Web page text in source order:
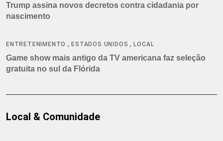
Trump assina novos decretos contra cidadania por
nascimento
ENTRETENIMENTO ,ESTADOS UNIDOS ,LOCAL
Game show mais antigo da TV americana faz seleção
gratuita no sul da Flórida
Local & Comunidade